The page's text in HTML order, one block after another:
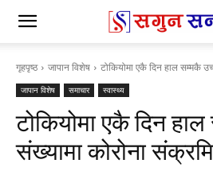
गृहपृष्ठ जापान विशेष टोकियोमा एकै दिन हाल सम्मकै
जापान विशेष समाचार स्वास्थ्य
टोकियोमा एकै दिन
संख्यामा कोरोना